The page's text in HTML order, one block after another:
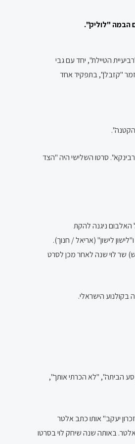
הבמה "לוליק".
הטיילת", יחד עם גבי
"קזבלן", בתפקיד אחד
"ארבינקא". סרטו השלישי היה "הצד
האלבום ניגנה להקת
לישון" (אריאל / חנוך).
שר לוי שנה לאחר מכן לסרט
סע הביתה", "לא הכרתי אותך",
יעקב" אותו כתב אלטר
באותה שנה שיחק לוי בסרטו